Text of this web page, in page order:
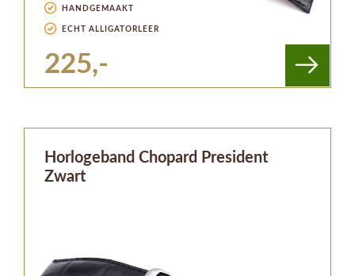
HANDGEMAAKT
ECHT ALLIGATORLEER
225,-
Horlogeband Chopard President
Zwart